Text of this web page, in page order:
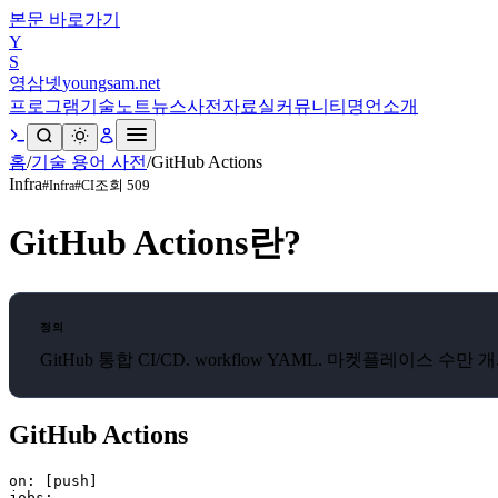
본문 바로가기
Y
S
영삼넷youngsam.net
프로그램기술노트뉴스사전 자료실커뮤니티 명언 소개
홈/기술 용어 사전/GitHub Actions
Infra#Infra#CI조회 509
GitHub Actions란?
정의
GitHub 통합 CI/CD. workflow YAML. 마켓플레이스 수만
GitHub Actions
on: [push]